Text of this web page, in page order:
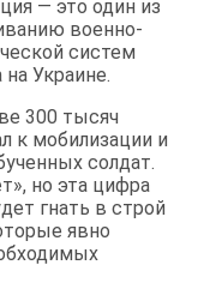
— это один из
военно-
систем
Украине.
300 тысяч
к мобилизации и
солдат.
но эта цифра
гнать в строй
явно